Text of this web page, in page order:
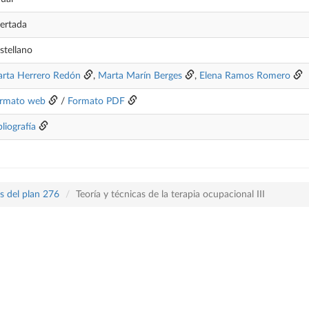
Herrero Redón , Marta Marín Berges , Elena Ramos Romero
web / Formato PDF
del plan 276 Teoría y técnicas de la terapia ocupacional III